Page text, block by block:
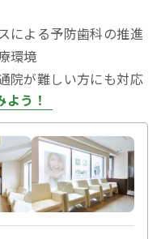
による予防歯科の推進
環境
院が難しい方にも対応
う！